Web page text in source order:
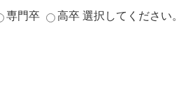
専門卒 高卒 選択してください。